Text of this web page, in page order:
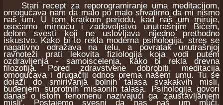
Stari recept za reporogramiranje uma meditacijom,
omogućava nam da malo po malo shvatimo da mi nismo
naš um. U tom kratkom periodu, kad naš um miruje,
osećamo mirnoću i zadovoljstvo unutrašnjim Bićem,
delom svesti koji ne uslovljava nijedno prethodno
iskustvo. Kako bi to rekla moderna psihologija, stres se
nagativno odražava na telu, a povratak unutrašnjoj
ravnoteži prati lekovita fiziologija koja vodi putem
ozdravljenja - samoiscelenja, kako bi rekla drevna
filozofija. Pored zdravstvene dobrobiti, meditacija
omogućava i drugačiji odnos prema našem umu. Tu se
dolazi do smirivanja bolnih talasa svakakvih misli,
buđenjem suprotnih misaonih talasa. Psihologija govori
danas o istom fenomenu nazivajući ga 'zaustavljanjem
misli'. Postajemo svesni da nas naš um muči,